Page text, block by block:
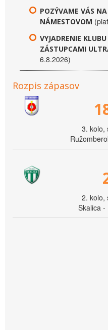
POZÝVAME VÁS
NÁMESTOVOM
VYJADRENIE
ZÁSTUPCAMI
6.8.2026)
Rozpis zápasov
3. kolo,
2. kolo,
Skalica -